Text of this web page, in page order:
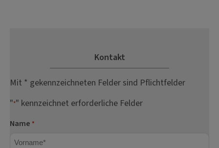
Kontakt
Mit * gekennzeichneten Felder sind Pflichtfelder
"*" kennzeichnet erforderliche Felder
Name *